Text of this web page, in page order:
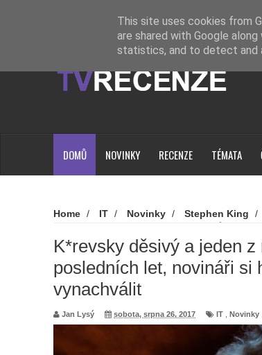
Loading...
DOMŮ NOVINKY RECENZE TÉMATA
Home / IT / Novinky / Stephen King /
K*revsky děsivý a jeden
posledních let, novináři si
vynachválit
Jan Lysý sobota, srpna 26, 2017 IT Novinky
This site uses cookies from
are shared with Google
statistics, and to detect and